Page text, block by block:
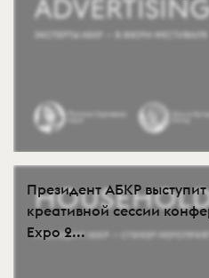
Президент АБКР
креативной сессии
Expo 2...